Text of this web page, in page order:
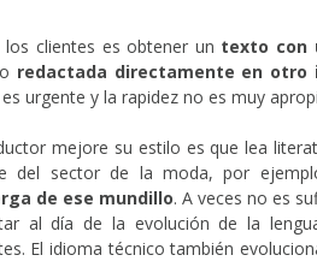
clientes es obtener un texto con
redactada directamente en otro
urgente y la rapidez no es muy
mejore su estilo es que lea
del sector de la moda, por
de ese mundillo. A veces no es
al día de la evolución de la
El idioma técnico también